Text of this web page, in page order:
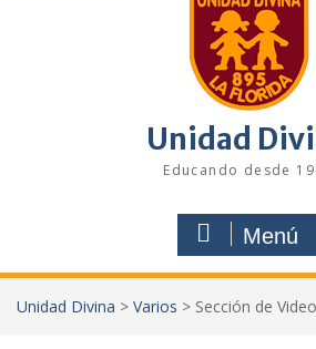
Unidad
Educando desde
Menú
Unidad Divina > Varios > Sección de